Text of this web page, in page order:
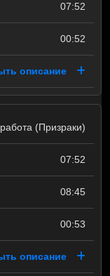
07:52
00:52
описание
(Призраки)
07:52
08:45
00:53
описание